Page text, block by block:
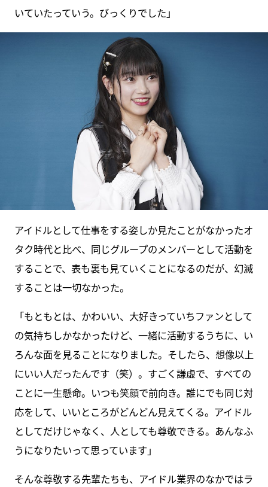
いていたっていう。びっくりでした」
アイドルとして仕事をする姿しか見たことがなかったオ
タク時代と比べ、同じグループのメンバーとして活動を
することで、表も裏も見ていくことになるのだが、幻滅
することは一切なかった。
「もともとは、かわいい、大好きっていちファンとして
の気持ちしかなかったけど、一緒に活動するうちに、い
ろんな面を見ることになりました。そしたら、想像以上
にいい人だったんです（笑）。すごく謙虚で、すべての
ことに一生懸命。いつも笑顔で前向き。誰にでも同じ対
応をして、いいところがどんどん見えてくる。アイドル
としてだけじゃなく、人としても尊敬できる。あんなふ
うになりたいって思っています」
そんな尊敬する先輩たちも、アイドル業界のなかではラ